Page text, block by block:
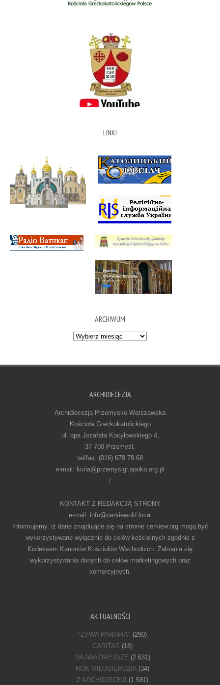
LINKI
ARCHIWUM
Archiwum
ARCHIDIECEZJA
Archidiecezja Przemysko-Warszawska
Kościoła Greckokatolickiego
ul. bpa Jozafata Kocyłowskiego 4,
37-700 Przemyśl,
tel/fax: (016) 678 78 68
e-mail: kuria@przemyslgr.opoka.org.pl
/
KONTAKT Z REDAKCJĄ STRONY
e-mail: info@cerkiewold.local
Informujemy, iż dane znajdujące się na stronie cerkiew.org mogą być
wykorzystywane wyłącznie do celów kościelnych zgodnie z
Kodeksem Kanonów Kościołów Wschodnich. Zabrania się
wykorzystywania danych do celów marketingowych oraz
komercyjnych.
AKTUALNOŚCI
"ŻYWA PARAFIA" (290)
CARITAS (18)
NAJWAŻNIEJSZE (2 631)
ROK MIŁOSIERDZIA(34)
Z ARCHIDIECEJI
(1 581)